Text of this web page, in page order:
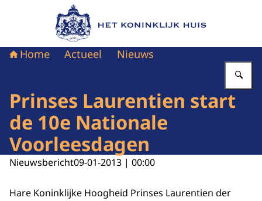
Naar de homepage van Het Koninklijk Huis
Home Actueel Nieuws
Prinses Laurentien start
de 10e Nationale
Voorleesdagen
Nieuwsbericht09-01-2013 | 00:00
Hare Koninklijke Hoogheid Prinses Laurentien der